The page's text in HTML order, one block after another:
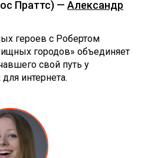
Праттс) — Александр
героев с Робертом
городов» объединяет
свой путь у
интернета.